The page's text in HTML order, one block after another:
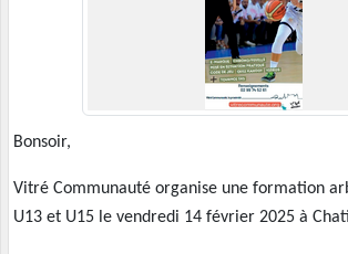
Bonsoir,
Vitré Communauté organise une formation
U13 et U15 le vendredi 14 février 2025 à